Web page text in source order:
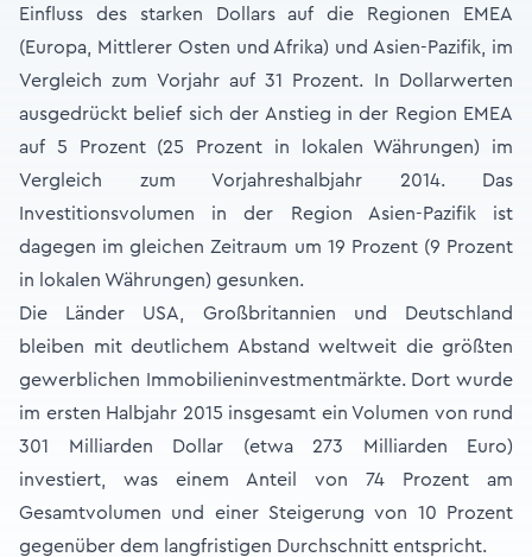
Einfluss des starken Dollars auf die Regionen EMEA
(Europa, Mittlerer Osten und Afrika) und Asien-Pazifik, im
Vergleich zum Vorjahr auf 31 Prozent. In Dollarwerten
ausgedrückt belief sich der Anstieg in der Region EMEA
auf 5 Prozent (25 Prozent in lokalen Währungen) im
Vergleich zum Vorjahreshalbjahr 2014. Das
Investitionsvolumen in der Region Asien-Pazifik ist
dagegen im gleichen Zeitraum um 19 Prozent (9 Prozent
in lokalen Währungen) gesunken.
Die Länder USA, Großbritannien und Deutschland
bleiben mit deutlichem Abstand weltweit die größten
gewerblichen Immobilieninvestmentmärkte. Dort wurde
im ersten Halbjahr 2015 insgesamt ein Volumen von rund
301 Milliarden Dollar (etwa 273 Milliarden Euro)
investiert, was einem Anteil von 74 Prozent am
Gesamtvolumen und einer Steigerung von 10 Prozent
gegenüber dem langfristigen Durchschnitt entspricht.